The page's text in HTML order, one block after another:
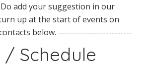
add your suggestion in our
up at the start of events on
below. -------------------------
/ Schedule